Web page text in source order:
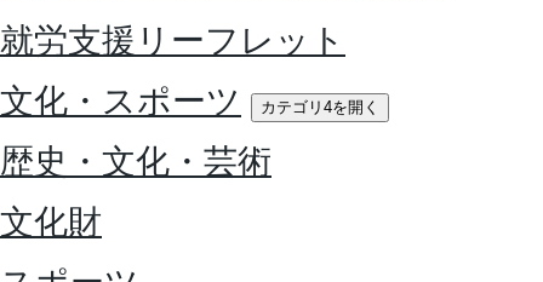
就労支援リーフレット
文化・スポーツ
カテゴリ4を開く
歴史・文化・芸術
文化財